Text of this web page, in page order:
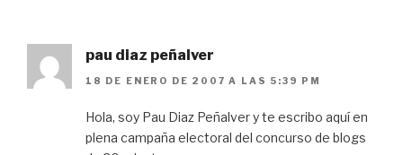
pau diaz peñalver
18 DE ENERO DE 2007 A LAS 5:39 PM
Hola, soy Pau Diaz Peñalver y te escribo aquí en
plena campaña electoral del concurso de blogs